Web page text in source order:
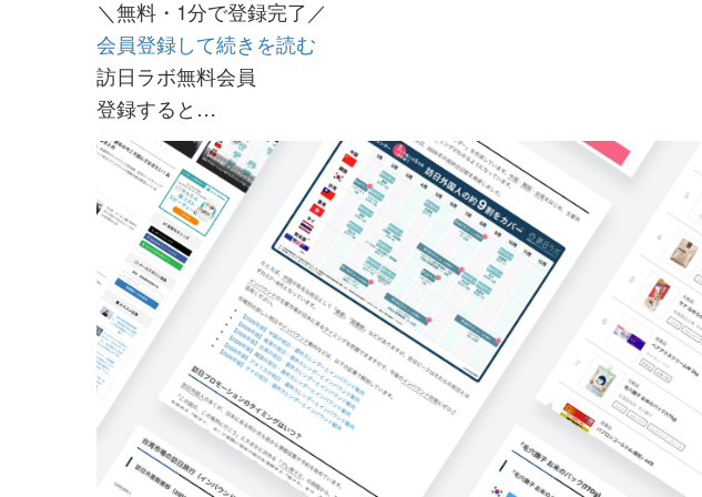
＼無料・1分で登録完了／
会員登録して続きを読む
訪日ラボ無料会員
登録すると…